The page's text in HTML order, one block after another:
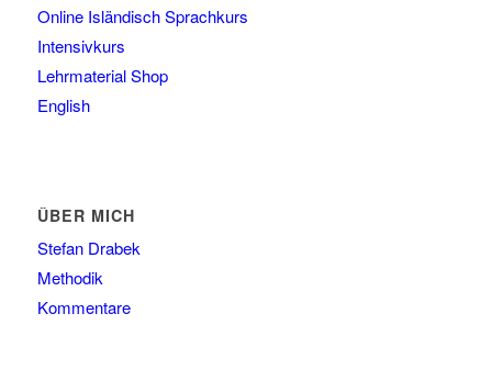
Online Isländisch Sprachkurs
Intensivkurs
Lehrmaterial Shop
English
ÜBER MICH
Stefan Drabek
Methodik
Kommentare